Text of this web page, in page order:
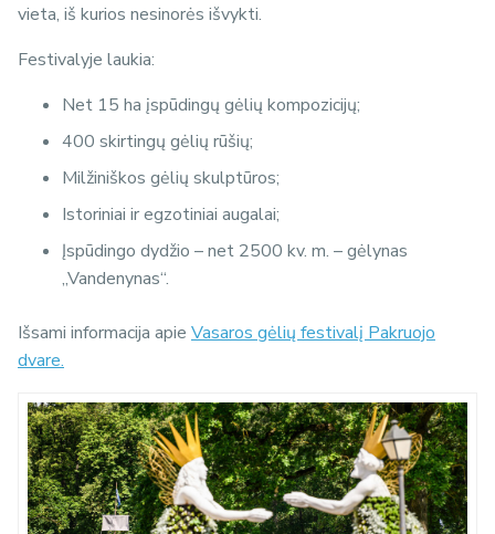
vieta, iš kurios nesinorės išvykti.
Festivalyje laukia:
Net 15 ha įspūdingų gėlių kompozicijų;
400 skirtingų gėlių rūšių;
Milžiniškos gėlių skulptūros;
Istoriniai ir egzotiniai augalai;
Įspūdingo dydžio – net 2500 kv. m. – gėlynas
„Vandenynas“.
Išsami informacija apie Vasaros gėlių festivalį Pakruojo
dvare.